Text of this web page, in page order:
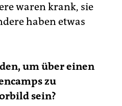
waren krank, sie
haben etwas
um über einen
zu
sein?